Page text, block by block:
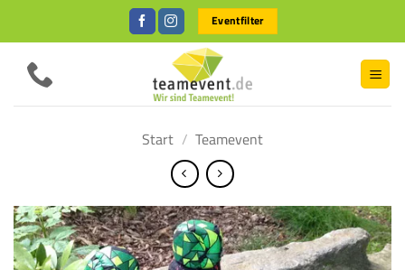
Eventfilter
Start / Teamevent